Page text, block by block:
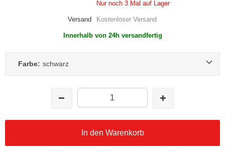
Nur noch 3 Mal auf Lager
Versand Kostenloser Versand
Innerhalb von 24h versandfertig
Farbe: schwarz
In den Warenkorb